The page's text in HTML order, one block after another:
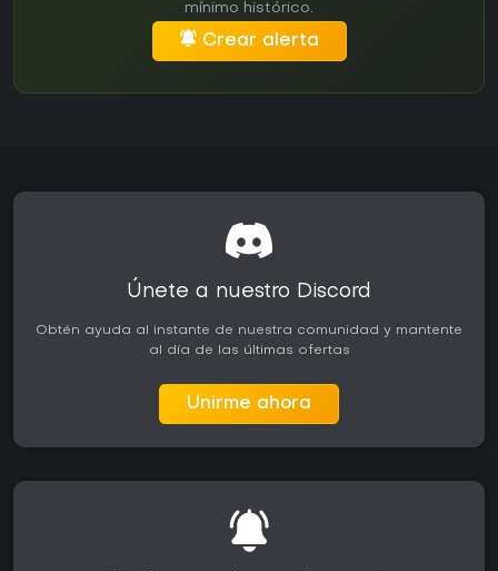
mínimo histórico.
Crear alerta
Únete a nuestro Discord
Obtén ayuda al instante de nuestra comunidad y mantente
al día de las últimas ofertas
Unirme ahora